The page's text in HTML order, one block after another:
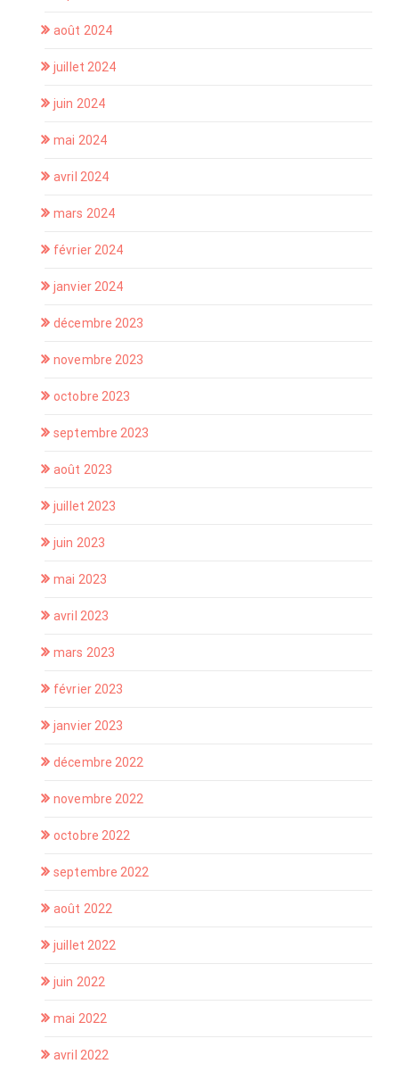
août 2024
juillet 2024
juin 2024
mai 2024
avril 2024
mars 2024
février 2024
janvier 2024
décembre 2023
novembre 2023
octobre 2023
septembre 2023
août 2023
juillet 2023
juin 2023
mai 2023
avril 2023
mars 2023
février 2023
janvier 2023
décembre 2022
novembre 2022
octobre 2022
septembre 2022
août 2022
juillet 2022
juin 2022
mai 2022
avril 2022